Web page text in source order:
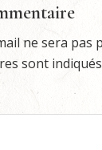
ne sera pas
sont